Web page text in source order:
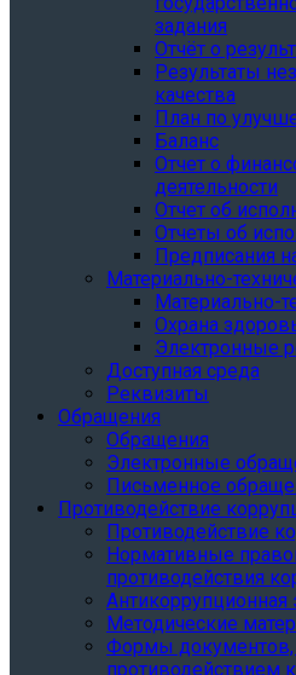
задания
Отчёт о
Результаты
качества
План по
Баланс
Отчет о
деятельности
Отчет об
Отчеты об
Предписания
Материально-
Материально-
Охрана
Электронные
Доступная среда
Реквизиты
Обращения
Обращения
Электронные
Письменное
Противодействие
Противодействие
Нормативные
противодействия
Антикоррупционная
Методические
Формы документов,
противодействием